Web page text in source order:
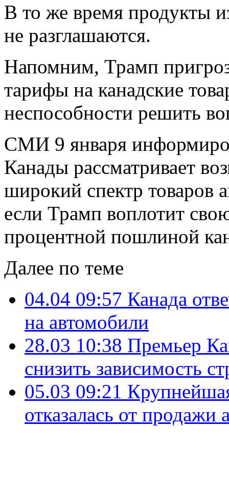
В то же время продукты
не разглашаются.
Напомним, Трамп
тарифы на канадские
неспособности решить
СМИ 9 января
Канады рассматривает
широкий спектр товаров
если Трамп воплотит
процентной пошлиной
Далее по теме
04.04 09:57 Канада
на автомобили
28.03 10:38 Премьер
снизить зависимость
05.03 09:21
отказалась от